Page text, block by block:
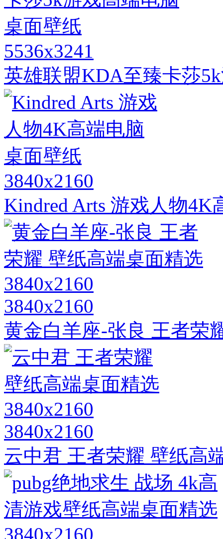
5536x3241
英雄联盟KDA至臻卡莎
3840x2160
Kindred Arts 游戏人物4K
3840x2160
黄金白羊座-张良 王者荣
3840x2160
云中君 王者荣耀 壁纸高